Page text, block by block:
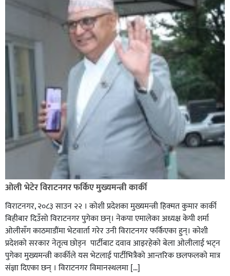
ओली भेटेर विराटनगर फर्किए मुख्यमन्त्री कार्की
विराटनगर, २०८३ साउन २२ । कोशी प्रदेशका मुख्यमन्त्री हिक्मत कुमार कार्की
बिहीबार दिउँसो विराटनगर पुगेका छन्। नेकपा एमालेका अध्यक्ष केपी शर्मा
ओलीसँग काठमाडौंमा भेटवार्ता गरेर उनी विराटनगर फर्किएका हुन्। काेशी
प्रदेशकाे सरकार नेतृत्व छाेड्न पार्टीबाट दवाव आइरहेकाे बेला ओलीलाई भट्न
पुगेका मुख्यमन्त्री कार्कीले यस भेटलाई पार्टीभित्रैको आन्तरिक छलफलकाे मात्र
संज्ञा दिएका छन् । विराटनगर विमानस्थलमा […]